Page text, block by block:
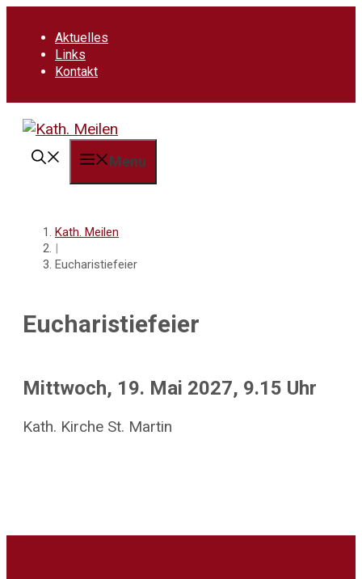
Inhalt
Aktuelles
Links
Kontakt
Menu
Kath. Meilen
|
Eucharistiefeier
Eucharistiefeier
Mittwoch, 19. Mai 2027, 9.15 Uhr
Kath. Kirche St. Martin